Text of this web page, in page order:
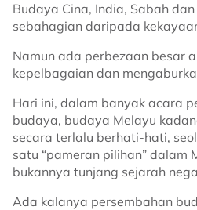
Budaya Cina, India, Sabah
sebahagian daripada
Namun ada perbezaan besar
kepelbagaian dan
Hari ini, dalam banyak acara
budaya, budaya Melayu
secara terlalu berhati-hati,
satu “pameran pilihan” dalam
bukannya tunjang sejarah
Ada kalanya persembahan